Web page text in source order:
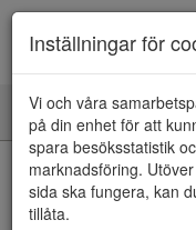
Toggle
navigation
HEM
Kunde inte hitta några
Inställningar för
Vi och våra
på din enhet för att
spara besöksstatistik
marknadsföring.
sida ska fungera, kan
tillåta.